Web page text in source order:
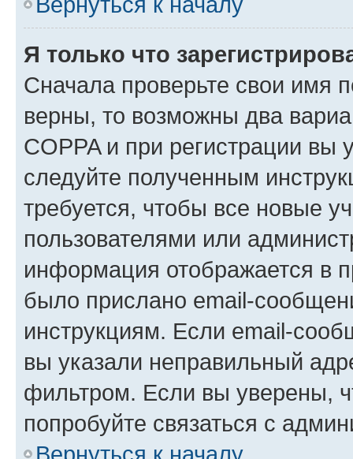
Я только что
Сначала проверьте свои имя
верны, то возможны два
COPPA и при регистрации вы
следуйте полученным
требуется, чтобы все новые
пользователями или
информация отображается в
было прислано email-
инструкциям. Если email-
вы указали неправильный
фильтром. Если вы уверены,
попробуйте связаться с
Вернуться к началу